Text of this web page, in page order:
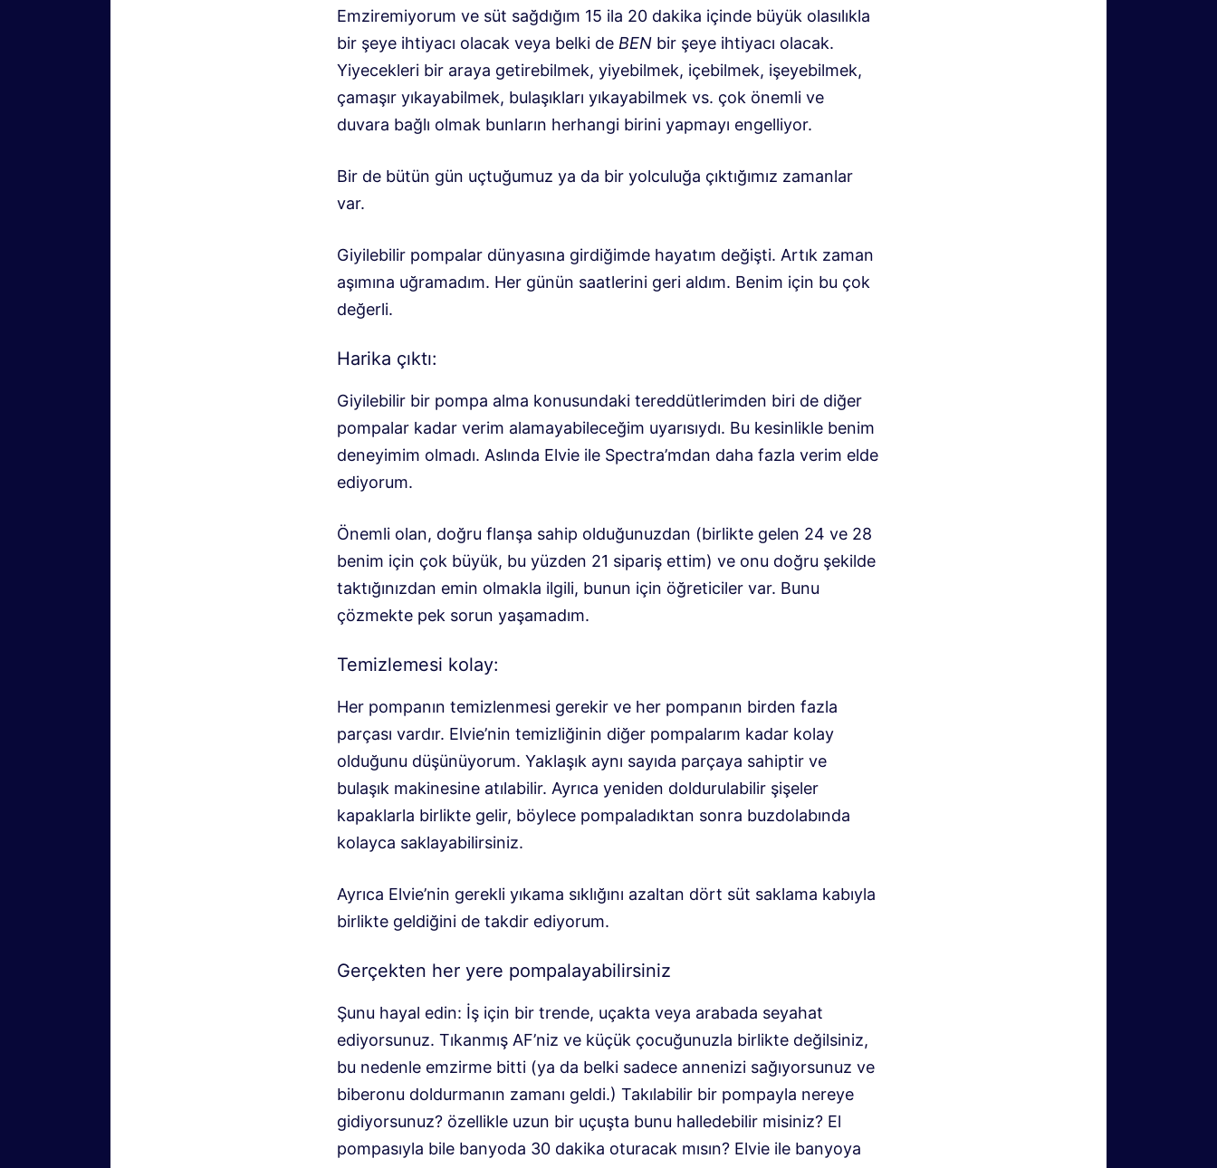
Emziremiyorum ve süt sağdığım 15 ila 20 dakika içinde büyük olasılıkla
bir şeye ihtiyacı olacak veya belki de BEN bir şeye ihtiyacı olacak.
Yiyecekleri bir araya getirebilmek, yiyebilmek, içebilmek, işeyebilmek,
çamaşır yıkayabilmek, bulaşıkları yıkayabilmek vs. çok önemli ve
duvara bağlı olmak bunların herhangi birini yapmayı engelliyor.
Bir de bütün gün uçtuğumuz ya da bir yolculuğa çıktığımız zamanlar
var.
Giyilebilir pompalar dünyasına girdiğimde hayatım değişti. Artık zaman
aşımına uğramadım. Her günün saatlerini geri aldım. Benim için bu çok
değerli.
Harika çıktı:
Giyilebilir bir pompa alma konusundaki tereddütlerimden biri de diğer
pompalar kadar verim alamayabileceğim uyarısıydı. Bu kesinlikle benim
deneyimim olmadı. Aslında Elvie ile Spectra’mdan daha fazla verim elde
ediyorum.
Önemli olan, doğru flanşa sahip olduğunuzdan (birlikte gelen 24 ve 28
benim için çok büyük, bu yüzden 21 sipariş ettim) ve onu doğru şekilde
taktığınızdan emin olmakla ilgili, bunun için öğreticiler var. Bunu
çözmekte pek sorun yaşamadım.
Temizlemesi kolay:
Her pompanın temizlenmesi gerekir ve her pompanın birden fazla
parçası vardır. Elvie’nin temizliğinin diğer pompalarım kadar kolay
olduğunu düşünüyorum. Yaklaşık aynı sayıda parçaya sahiptir ve
bulaşık makinesine atılabilir. Ayrıca yeniden doldurulabilir şişeler
kapaklarla birlikte gelir, böylece pompaladıktan sonra buzdolabında
kolayca saklayabilirsiniz.
Ayrıca Elvie’nin gerekli yıkama sıklığını azaltan dört süt saklama kabıyla
birlikte geldiğini de takdir ediyorum.
Gerçekten her yere pompalayabilirsiniz
Şunu hayal edin: İş için bir trende, uçakta veya arabada seyahat
ediyorsunuz. Tıkanmış AF’niz ve küçük çocuğunuzla birlikte değilsiniz,
bu nedenle emzirme bitti (ya da belki sadece annenizi sağıyorsunuz ve
biberonu doldurmanın zamanı geldi.) Takılabilir bir pompayla nereye
gidiyorsunuz? özellikle uzun bir uçuşta bunu halledebilir misiniz? El
pompasıyla bile banyoda 30 dakika oturacak mısın? Elvie ile banyoya